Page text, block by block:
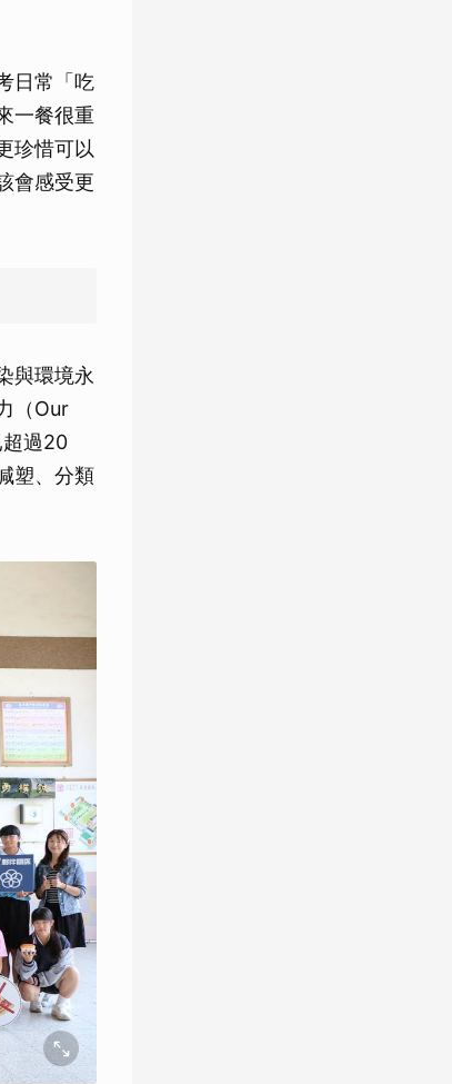
日常「吃
一餐很重
珍惜可以
會感受更
與環境永
（Our
過20
塑、分類